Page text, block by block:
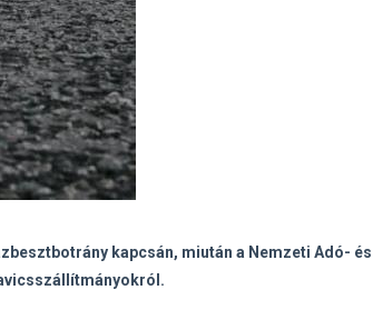
kapcsán, miután a Nemzeti Adó- és